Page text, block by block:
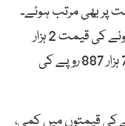
پر بھی مرتب ہوئے۔
تازہ اعداد و شمار کے مطابق 10 گرام سونے کی قیمت 2 ہزار
143 روپے کم ہونے کے بعد 3 لاکھ 72 ہزار 887 روپے کی
کی قیمتوں میں کمی،